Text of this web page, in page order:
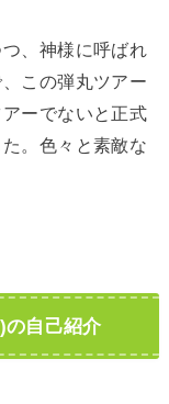
、 神様に呼ばれ
この弾丸ツアー
ーでないと正式
。色々と素敵な
の自己紹介